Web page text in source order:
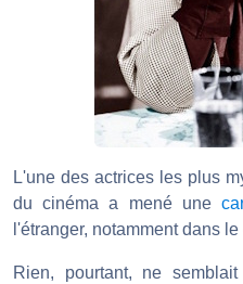
L'une des actrices les plus
du cinéma a mené une
l'étranger, notamment dans
Rien, pourtant, ne semblait